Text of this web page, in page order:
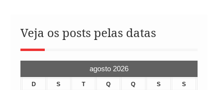
Veja os posts pelas datas
agosto 2026
D S T Q Q S
S